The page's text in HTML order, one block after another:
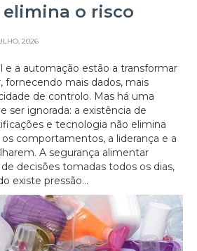
o risco
2026
e a automação estão a transformar
fornecendo mais dados, mais
de controlo. Mas há uma
ser ignorada: a existência de
e tecnologia não elimina
comportamentos, a liderança e a
A segurança alimentar
decisões tomadas todos os dias,
existe pressão...